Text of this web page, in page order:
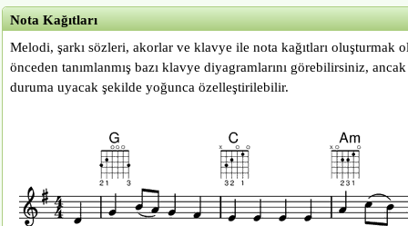
Nota Kağıtları
Melodi, şarkı sözleri, akorlar ve klavye ile nota kağıtları oluşturmak
önceden tanımlanmış bazı klavye diyagramlarını görebilirsiniz,
duruma uyacak şekilde yoğunca özelleştirilebilir.